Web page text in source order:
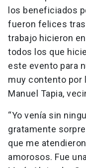
los beneficiados
fueron felices tras
trabajo hicieron
todos los que
este evento para
muy contento por
Manuel Tapia,
“Yo venía sin
gratamente
que me
amorosos. Fue